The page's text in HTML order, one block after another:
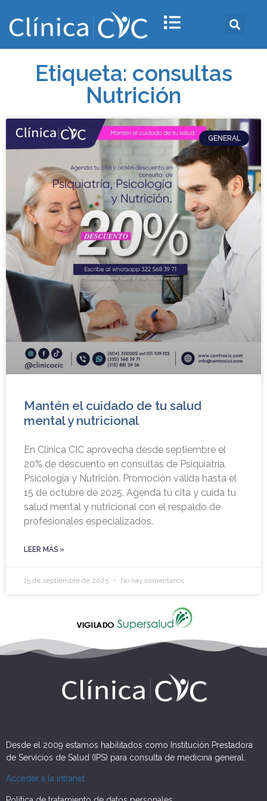
Etiqueta: consultas
Nutrición
GENERAL
Mantén el cuidado de tu salud
mental y nutricional
En Clínica CIC aprovecha desde septiembre el
20% de descuento en consultas de Psiquiatría,
Psicología y Nutrición. Promoción válida hasta el
15 de octubre de 2025. Agenda tu cita y cuida tu
salud mental y nutricional con el respaldo de
profesionales especializados.
LEER MÁS »
15 de septiembre de 2025 No hay comentarios
Desde el 2009 estamos habilitados como Institución Prestadora
de Servicios de Salud (IPS) para consulta de medicina general.
Acceder a la intranet